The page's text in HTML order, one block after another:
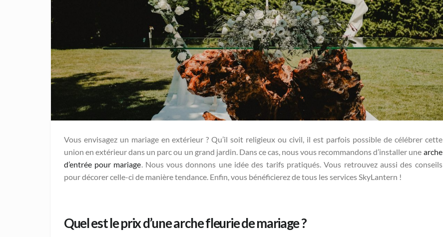
Vous envisagez un mariage en extérieur ? Qu’il soit religieux ou civil, il est parfois possible de célébrer cette
union en extérieur dans un parc ou un grand jardin. Dans ce cas, nous vous recommandons d’installer une arche
d’entrée pour mariage. Nous vous donnons une idée des tarifs pratiqués. Vous retrouvez aussi des conseils
pour décorer celle-ci de manière tendance. Enfin, vous bénéficierez de tous les services SkyLantern !
Quel est le prix d’une arche fleurie de mariage ?